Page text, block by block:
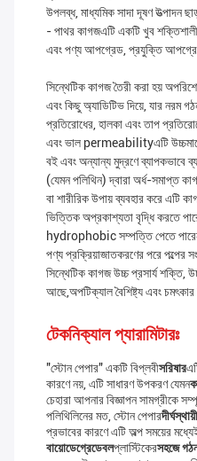
উপলব্ধ, মাধ্যমিক সাদা দূষণ উত্পাদন
- পাথর কাগজএটি একটি খুব
এবং পণ্য আপগ্রেড, প্রযুক্তি
সিন্থেটিক কাগজ তৈরী করা হয়
এবং কিছু অ্যাডিটিভ দিয়ে, যার নরম
প্রতিরোধের, হালকা এবং তাপ
এবং ভাল permeabilityএটি
বই এবং অন্যান্য মুদ্রণে ব্যাপকভাবে
(যেমন পলিথিন) দ্বারা অর্ধ-সমাপ্ত
বা শারীরিক উপায় ব্যবহার করে এটি
ভিত্তিক অপ্রকাশ্যতা বৃদ্ধি করতে পারে
hydrophobic সম্পত্তি পেতে
পণ্য প্রক্রিয়াজাতকরণের পরে পল্পের
সিন্থেটিক কাগজ উচ্চ প্রসার্য শক্তি,
আছে,অপটিক্যাল বৈশিষ্ট্য এবং
টেকনিক্যাল প্যারামিটারঃ
"স্টোন পেপার" একটি বিপ্লবীসরিষার
কারণে নয়, এটি সাধারণ উপকরণ যেমন
চেহারা আপনার বিজ্ঞাপন সামগ্রীকে
পলিথিলিনের মত, স্টোন পেপারদীর্ঘস্থায়ী
প্রভাবের কারণে এটি অল্প সময়ের
বায়োডেগ্রেডেবলপ্লাস্টিকেরসহজে